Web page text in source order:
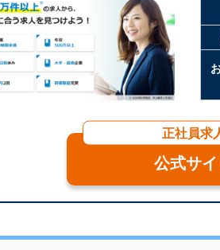
正社員求
公式サ